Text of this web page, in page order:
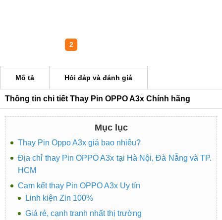
Mô tả Hỏi đáp và đánh giá
Thông tin chi tiết Thay Pin OPPO A3x Chính hãng
Mục lục
Thay Pin Oppo A3x giá bao nhiêu?
Địa chỉ thay Pin OPPO A3x tại Hà Nội, Đà Nẵng và TP.
HCM
Cam kết thay Pin OPPO A3x Uy tín
Linh kiện Zin 100%
Giá rẻ, cạnh tranh nhất thị trường